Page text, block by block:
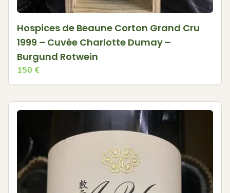
Hospices de Beaune Corton Grand Cru
1999 – Cuvée Charlotte Dumay –
Burgund Rotwein
150 €